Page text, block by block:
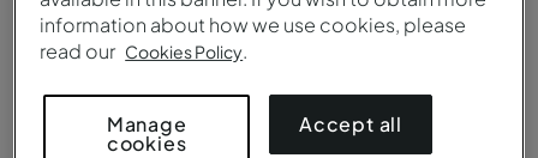
¿Necesitas catering?
information about how we use cookies, please
read our Cookies Policy.
Accept all
Manage
cookies